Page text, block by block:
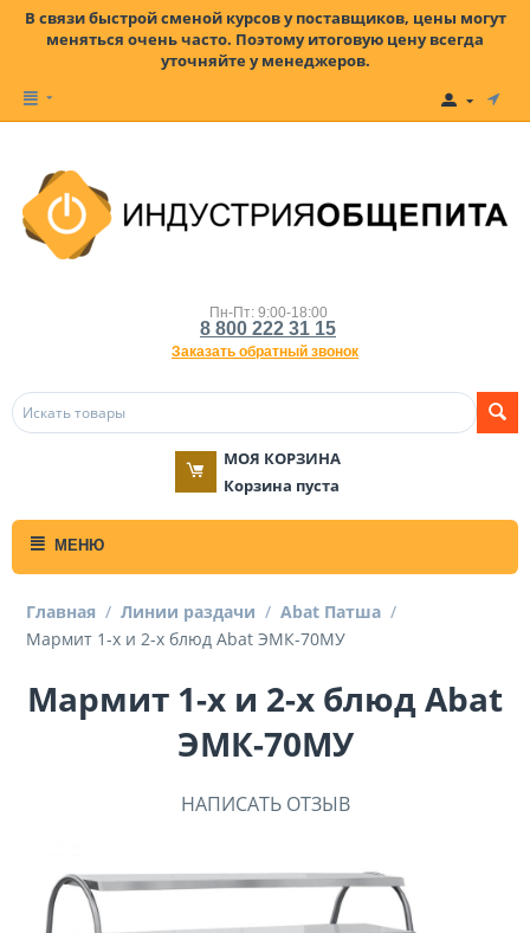
В связи быстрой сменой курсов у поставщиков, цены могут
меняться очень часто. Поэтому итоговую цену всегда
уточняйте у менеджеров.
Пн-Пт: 9:00-18:00
8 800 222 31 15
Заказать обратный звонок
МОЯ КОРЗИНА
Корзина пуста
МЕНЮ
Главная / Линии раздачи / Abat Патша /
Мармит 1-х и 2-х блюд Abat ЭМК-70МУ
Мармит 1-х и 2-х блюд Abat
ЭМК-70МУ
НАПИСАТЬ ОТЗЫВ